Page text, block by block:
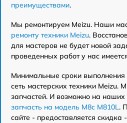
преимуществами.
Мы ремонтируем Meizu. Наши
ремонту техники Meizu.
для мастеров не будет новой
проведенных работ у нас
Минимальные сроки
сеть мастерских техники Meizu.
запчастей. И возможно на
запчасть на модель M8c M810L.
сайте - предоставляется скидка